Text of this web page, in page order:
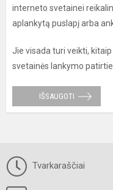
interneto svetainei
aplankytą puslapį arba
Jie visada turi veikti,
svetainės lankymo
IŠSAUGOTI
Tvarkaraščiai